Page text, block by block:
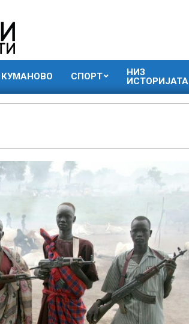
КУМАНОВО СПОРТ
НИЗ
ИСТОРИЈАТА